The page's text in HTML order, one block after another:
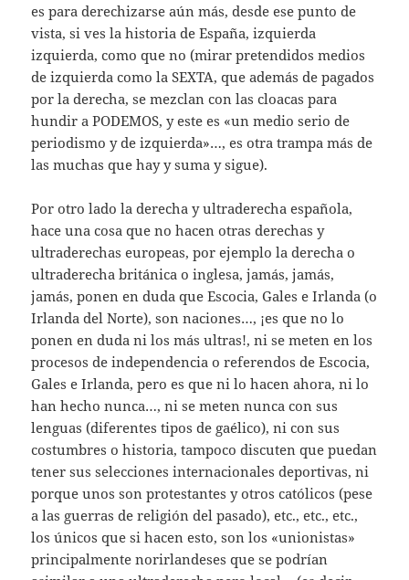
es para derechizarse aún más, desde ese punto de
vista, si ves la historia de España, izquierda
izquierda, como que no (mirar pretendidos medios
de izquierda como la SEXTA, que además de pagados
por la derecha, se mezclan con las cloacas para
hundir a PODEMOS, y este es «un medio serio de
periodismo y de izquierda»…, es otra trampa más de
las muchas que hay y suma y sigue).
Por otro lado la derecha y ultraderecha española,
hace una cosa que no hacen otras derechas y
ultraderechas europeas, por ejemplo la derecha o
ultraderecha británica o inglesa, jamás, jamás,
jamás, ponen en duda que Escocia, Gales e Irlanda (o
Irlanda del Norte), son naciones…, ¡es que no lo
ponen en duda ni los más ultras!, ni se meten en los
procesos de independencia o referendos de Escocia,
Gales e Irlanda, pero es que ni lo hacen ahora, ni lo
han hecho nunca…, ni se meten nunca con sus
lenguas (diferentes tipos de gaélico), ni con sus
costumbres o historia, tampoco discuten que puedan
tener sus selecciones internacionales deportivas, ni
porque unos son protestantes y otros católicos (pese
a las guerras de religión del pasado), etc., etc., etc.,
los únicos que si hacen esto, son los «unionistas»
principalmente norirlandeses que se podrían